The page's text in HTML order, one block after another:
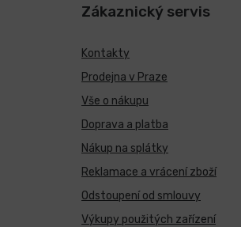
Zákaznický servis
Kontakty
Prodejna v Praze
Vše o nákupu
Doprava a platba
Nákup na splátky
Reklamace a vrácení zboží
Odstoupení od smlouvy
Výkupy použitých zařízení